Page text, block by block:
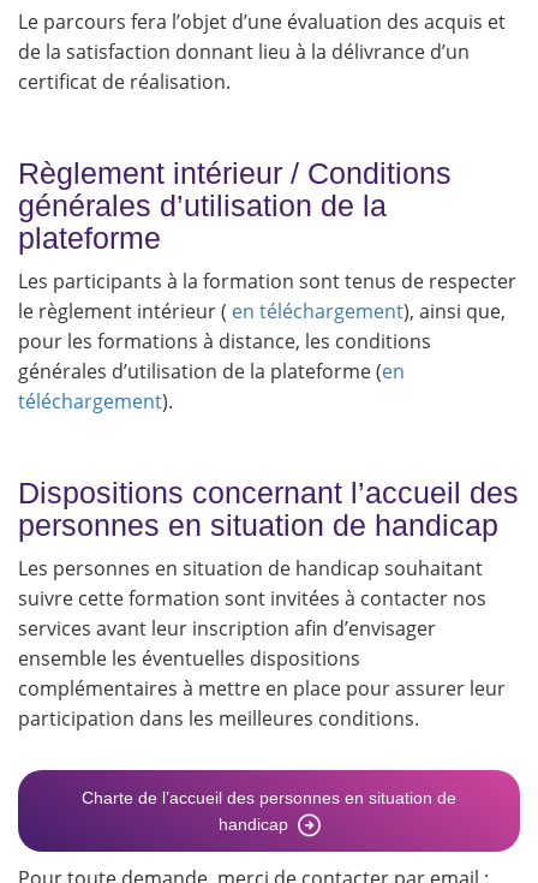
Le parcours fera l’objet d’une évaluation des acquis et
de la satisfaction donnant lieu à la délivrance d’un
certificat de réalisation.
Règlement intérieur / Conditions
générales d’utilisation de la
plateforme
Les participants à la formation sont tenus de respecter
le règlement intérieur ( en téléchargement), ainsi que,
pour les formations à distance, les conditions
générales d’utilisation de la plateforme (en
téléchargement).
Dispositions concernant l’accueil des
personnes en situation de handicap
Les personnes en situation de handicap souhaitant
suivre cette formation sont invitées à contacter nos
services avant leur inscription afin d’envisager
ensemble les éventuelles dispositions
complémentaires à mettre en place pour assurer leur
participation dans les meilleures conditions.
Charte de l’accueil des personnes en situation de
handicap